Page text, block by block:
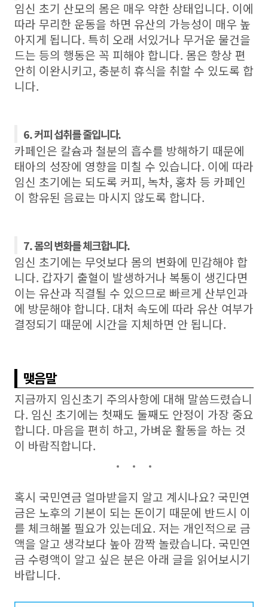
임신 초기 산모의 몸은 매우 약한 상태입니다. 이에
따라 무리한 운동을 하면 유산의 가능성이 매우 높
아지게 됩니다. 특히 오래 서있거나 무거운 물건을
드는 등의 행동은 꼭 피해야 합니다. 몸은 항상 편
안히 이완시키고, 충분히 휴식을 취할 수 있도록 합
니다.
6. 커피 섭취를 줄입니다.
카페인은 칼슘과 철분의 흡수를 방해하기 때문에
태아의 성장에 영향을 미칠 수 있습니다. 이에 따라
임신 초기에는 되도록 커피, 녹차, 홍차 등 카페인
이 함유된 음료는 마시지 않도록 합니다.
7. 몸의 변화를 체크합니다.
임신 초기에는 무엇보다 몸의 변화에 민감해야 합
니다. 갑자기 출혈이 발생하거나 복통이 생긴다면
이는 유산과 직결될 수 있으므로 빠르게 산부인과
에 방문해야 합니다. 대처 속도에 따라 유산 여부가
결정되기 때문에 시간을 지체하면 안 됩니다.
맺음말
지금까지 임신초기 주의사항에 대해 말씀드렸습니
다. 임신 초기에는 첫째도 둘째도 안정이 가장 중요
합니다. 마음을 편히 하고, 가벼운 활동을 하는 것
이 바람직합니다.
혹시 국민연금 얼마받을지 알고 계시나요? 국민연
금은 노후의 기본이 되는 돈이기 때문에 반드시 이
를 체크해볼 필요가 있는데요. 저는 개인적으로 금
액을 알고 생각보다 높아 깜짝 놀랐습니다. 국민연
금 수령액이 알고 싶은 분은 아래 글을 읽어보시기
바랍니다.